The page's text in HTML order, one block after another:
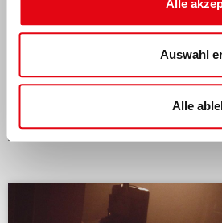
Alle
Auswahl
Alle
Das könnte dich auch